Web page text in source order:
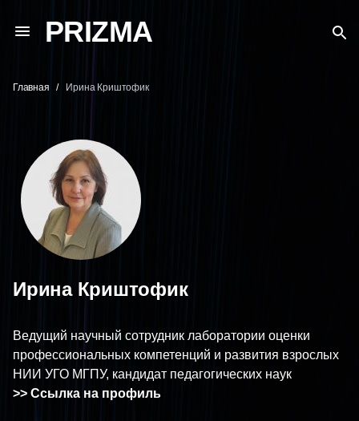
PRIZMA
Главная Ирина Криштофик
Ирина Криштофик
Ведущий научный сотрудник лаборатории оценки
профессиональных компетенций и развития взрослых
НИИ УГО МГПУ, кандидат педагогических наук
>> Ссылка на профиль